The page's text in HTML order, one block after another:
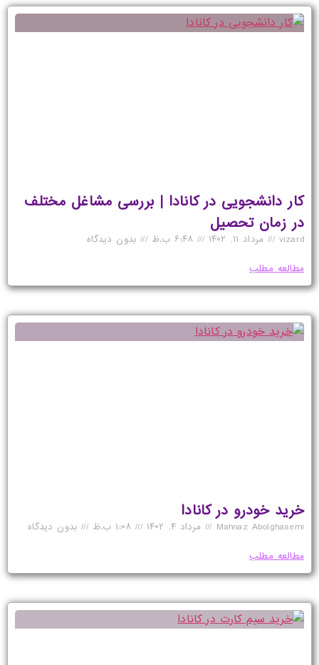
کار دانشجویی در کانادا | بررسی مشاغل مختلف
در زمان تحصیل
vizard مرداد ۱۱, ۱۴۰۲ ۶:۴۸ ب.ظ بدون دیدگاه
مطالعه مطلب
خرید خودرو در کانادا
Mahnaz Abolghasemi مرداد ۴, ۱۴۰۲ ۱:۰۸ ب.ظ بدون دیدگاه
مطالعه مطلب